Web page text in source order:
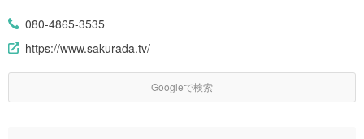
080-4865-3535
https://www.sakurada.tv/
Googleで検索